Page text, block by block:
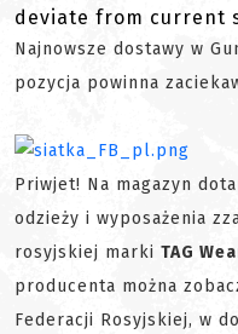
deviate from current
Najnowsze dostawy w
pozycja powinna
Priwjet! Na magazyn
odzieży i wyposażenia
rosyjskiej marki TAG
producenta można
Federacji Rosyjskiej, w